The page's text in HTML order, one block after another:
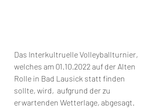
Das Interkultruelle Volleyballturnier,
welches am 01.10.2022 auf der Alten
Rolle in Bad Lausick statt finden
sollte, wird,  aufgrund der zu
erwartenden Wetterlage, abgesagt.